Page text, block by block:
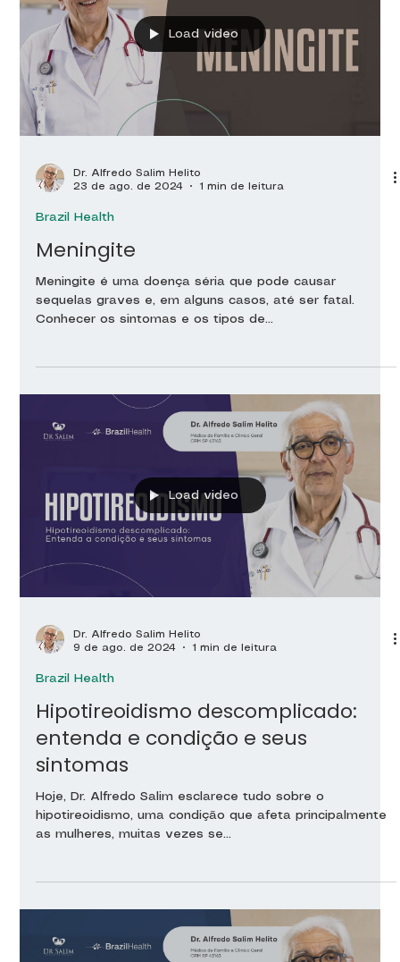
Load video
Dr. Alfredo Salim Helito
23 de ago. de 2024
1 min de leitura
Brazil Health
Meningite
Meningite é uma doença séria que pode causar
sequelas graves e, em alguns casos, até ser fatal.
Conhecer os sintomas e os tipos de...
Load video
Dr. Alfredo Salim Helito
9 de ago. de 2024
1 min de leitura
Brazil Health
Hipotireoidismo descomplicado:
entenda e condição e seus
sintomas
Hoje, Dr. Alfredo Salim esclarece tudo sobre o
hipotireoidismo, uma condição que afeta principalmente
as mulheres, muitas vezes se...